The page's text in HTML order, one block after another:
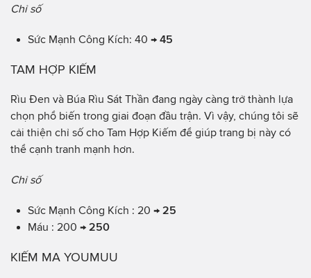
Chỉ số
Sức Mạnh Công Kích: 40 → 45
TAM HỢP KIẾM
Rìu Đen và Búa Rìu Sát Thần đang ngày càng trở thành lựa
chọn phổ biến trong giai đoạn đầu trận. Vì vậy, chúng tôi sẽ
cải thiện chỉ số cho Tam Hợp Kiếm để giúp trang bị này có
thể cạnh tranh mạnh hơn.
Chỉ số
Sức Mạnh Công Kích : 20 → 25
Máu : 200 → 250
KIẾM MA YOUMUU